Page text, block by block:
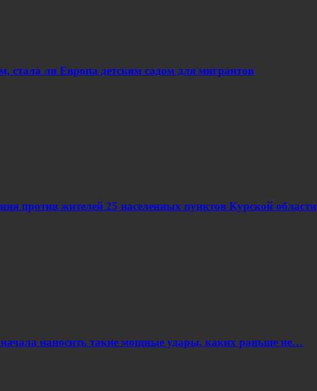
стала ли Европа детским садом для мигрантов
против жителей 25 населенных пунктов Курской области
наносить такие мощные удары, каких раньше не…